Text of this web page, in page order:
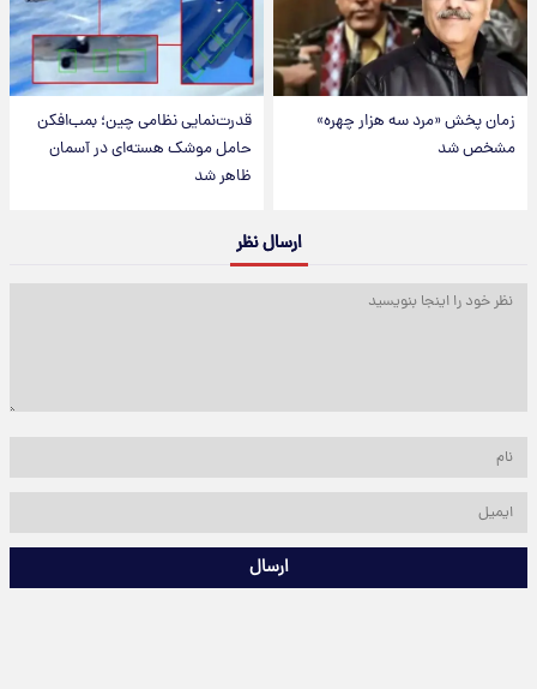
زمان پخش «مرد سه هزار چهره»
مشخص شد
قدرت‌نمایی نظامی چین؛ بمب‌افکن
حامل موشک هسته‌ای در آسمان
ظاهر شد
ارسال نظر
ارسال